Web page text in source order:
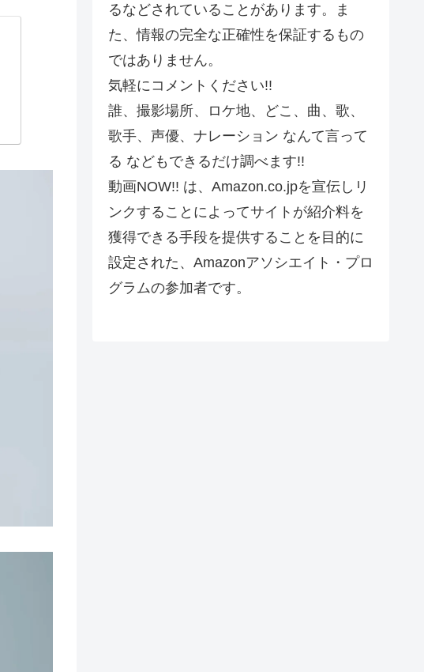
るなどされていることがあります。ま
た、情報の完全な正確性を保証するもの
ではありません。
気軽にコメントください!!
誰、撮影場所、ロケ地、どこ、曲、歌、
歌手、声優、ナレーション なんて言って
る などもできるだけ調べます!!
動画NOW!! は、Amazon.co.jpを宣伝しリ
ンクすることによってサイトが紹介料を
獲得できる手段を提供することを目的に
設定された、Amazonアソシエイト・プロ
グラムの参加者です。